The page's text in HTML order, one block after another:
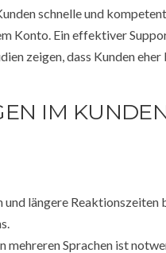
schnelle und
Konto. Ein effektiver
zeigen, dass Kunden
IM
und längere
mehreren Sprachen ist